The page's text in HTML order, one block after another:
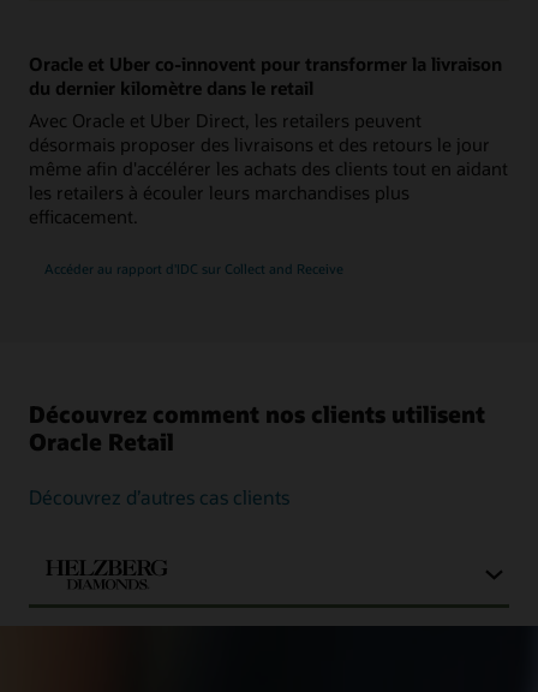
Oracle et Uber co-innovent pour transformer la livraison
du dernier kilomètre dans le retail
Avec Oracle et Uber Direct, les retailers peuvent
désormais proposer des livraisons et des retours le jour
même afin d'accélérer les achats des clients tout en aidant
les retailers à écouler leurs marchandises plus
efficacement.
Accéder au rapport d'IDC sur Collect and Receive
Découvrez comment nos clients utilisent
Oracle Retail
Découvrez d’autres cas clients